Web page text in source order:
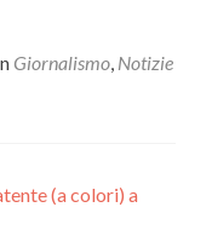
Giornalismo, Notizie
(a colori) a